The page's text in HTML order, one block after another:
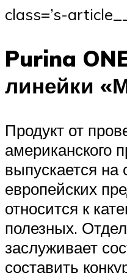
class=’s-
Purina
линейки
Продукт от
американского
выпускается
европейских
относится к
полезных.
заслуживает
составить